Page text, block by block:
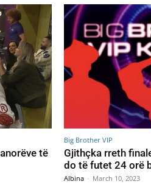
të
Big Brother VIP
Gjithçka rreth
do të futet 24 orë
Albina - March 10, 2023